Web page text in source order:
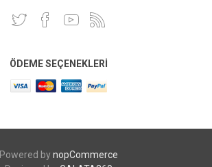
ÖDEME SEÇENEKLERI
Powered bynopCommerce